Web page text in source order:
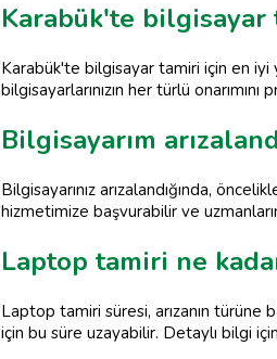
Karabük'te
Karabük'te bilgisayar tamiri için en
bilgisayarlarınızın her türlü
Bilgisayarım
Bilgisayarınız arızalandığında,
hizmetimize başvurabilir ve
Laptop tamiri ne
Laptop tamiri süresi, arızanın türüne
için bu süre uzayabilir. Detaylı bilgi